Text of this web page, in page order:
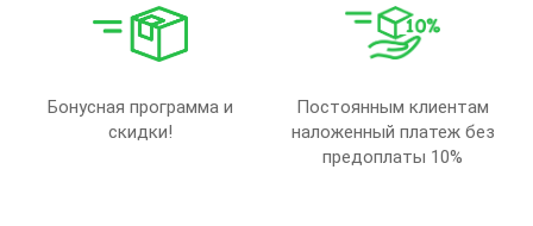
Бонусная программа и
скидки!
Постоянным клиентам
наложенный платеж без
предоплаты 10%